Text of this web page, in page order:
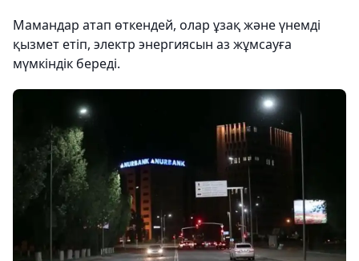
Мамандар атап өткендей, олар ұзақ және үнемді
қызмет етіп, электр энергиясын аз жұмсауға
мүмкіндік береді.